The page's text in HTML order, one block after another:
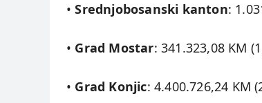
•Srednjobosanski kanton:
• Grad Mostar: 341.323,08 KM
• Grad Konjic: 4.400.726,24 KM